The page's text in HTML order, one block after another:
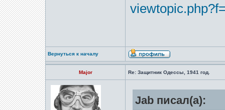
Вернуться к началу
Major Re: Защитник Одессы, 1941 год.
Jab писал(а):